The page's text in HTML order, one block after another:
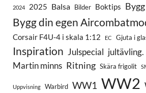
2024 2025 Balsa Bilder Boktips
Bygg din egen
Corsair F4U-4 i skala 1:12 EC Gjuta i
Inspiration Julspecial
Martin minns Ritning Skära frigolit
Uppvisning Warbird WW1 WW2